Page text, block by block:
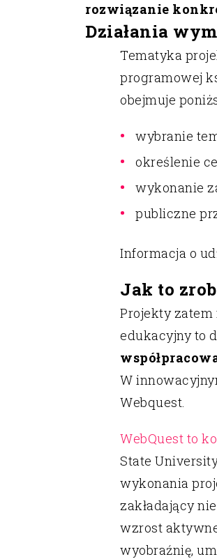
rozwiązanie
Działania
Tematyka
programowej
obejmuje
wybranie
określenie
wykonanie
publiczne
Informacja o
Jak to
Projekty zatem
edukacyjny to
W
Webquest.
WebQuest to
State
wykonania
zakładający
wzrost
wyobraźnię,